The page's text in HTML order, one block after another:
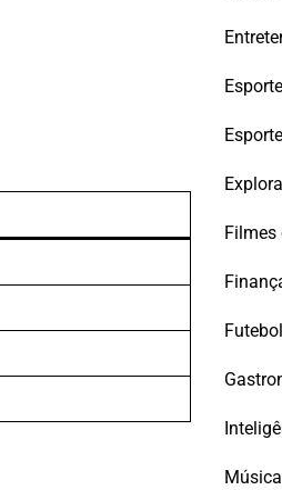
Filmes
Futebol
Música